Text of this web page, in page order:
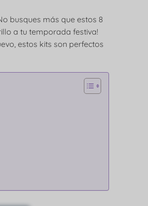
busques más que estos 8
a tu temporada festiva!
estos kits son perfectos